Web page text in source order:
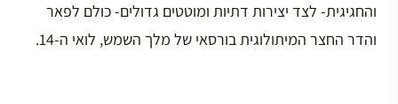
והחגיגית- לצד יצירות דתיות ומוטטים גדולים- כולם לפאר
והדר החצר המיתולוגית בורסאי של מלך השמש, לואי ה-14.